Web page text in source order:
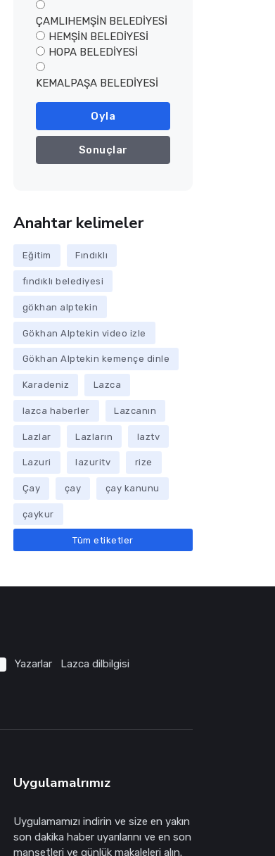
ÇAMLIHEMŞİN BELEDİYESİ
HEMŞİN BELEDİYESİ
HOPA BELEDİYESİ
KEMALPAŞA BELEDİYESİ
Oyla
Sonuçlar
Anahtar kelimeler
Eğitim Fındıklı
fındıklı belediyesi
gökhan alptekin
Gökhan Alptekin video izle
Gökhan Alptekin kemençe dinle
Karadeniz Lazca
lazca haberler Lazcanın
Lazlar Lazların laztv
Lazuri lazuritv rize
Çay çay çay kanunu
çaykur
Tüm etiketler
Yazarlar Lazca dilbilgisi
Uygulamalrımız
Uygulamamızı indirin ve size en yakın
son dakika haber uyarılarını ve en son
manşetleri ve günlük makaleleri alın.